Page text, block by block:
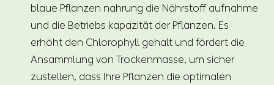
blaue Pflanzen nahrung die Nährstoff aufnahme
und die Betriebs kapazität der Pflanzen. Es
erhöht den Chlorophyll gehalt und fördert die
Ansammlung von Trockenmasse, um sicher
zustellen, dass Ihre Pflanzen die optimalen